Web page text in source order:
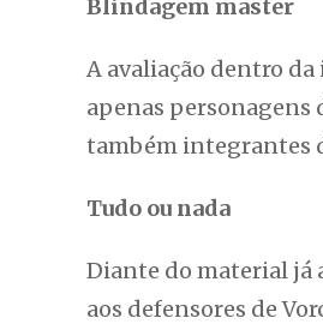
Blindagem master
A avaliação dentro
apenas personagens
também integrantes
Tudo ou nada
Diante do material já
aos defensores de